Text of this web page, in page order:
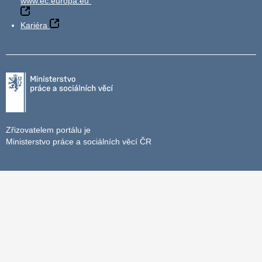
Kariéra
Zřizovatelem portálu je
Ministerstvo práce a sociálních věcí ČR